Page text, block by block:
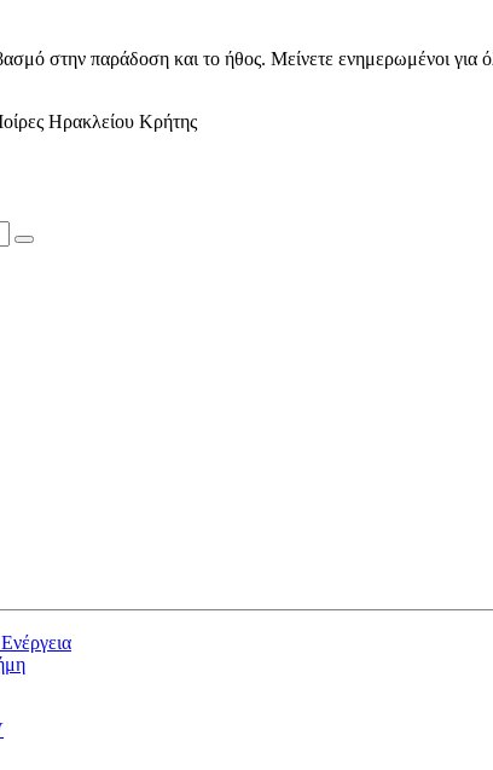
στην παράδοση και το ήθος. Μείνετε ενημερωμένοι
Ηρακλείου Κρήτης